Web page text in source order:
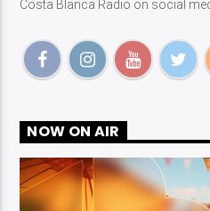
Costa Blanca Radio on social
NOW ON AIR